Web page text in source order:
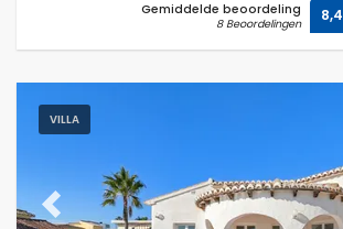
Gemiddelde beoordeling
8 Beoordelingen 8,4
VILLA
Previous